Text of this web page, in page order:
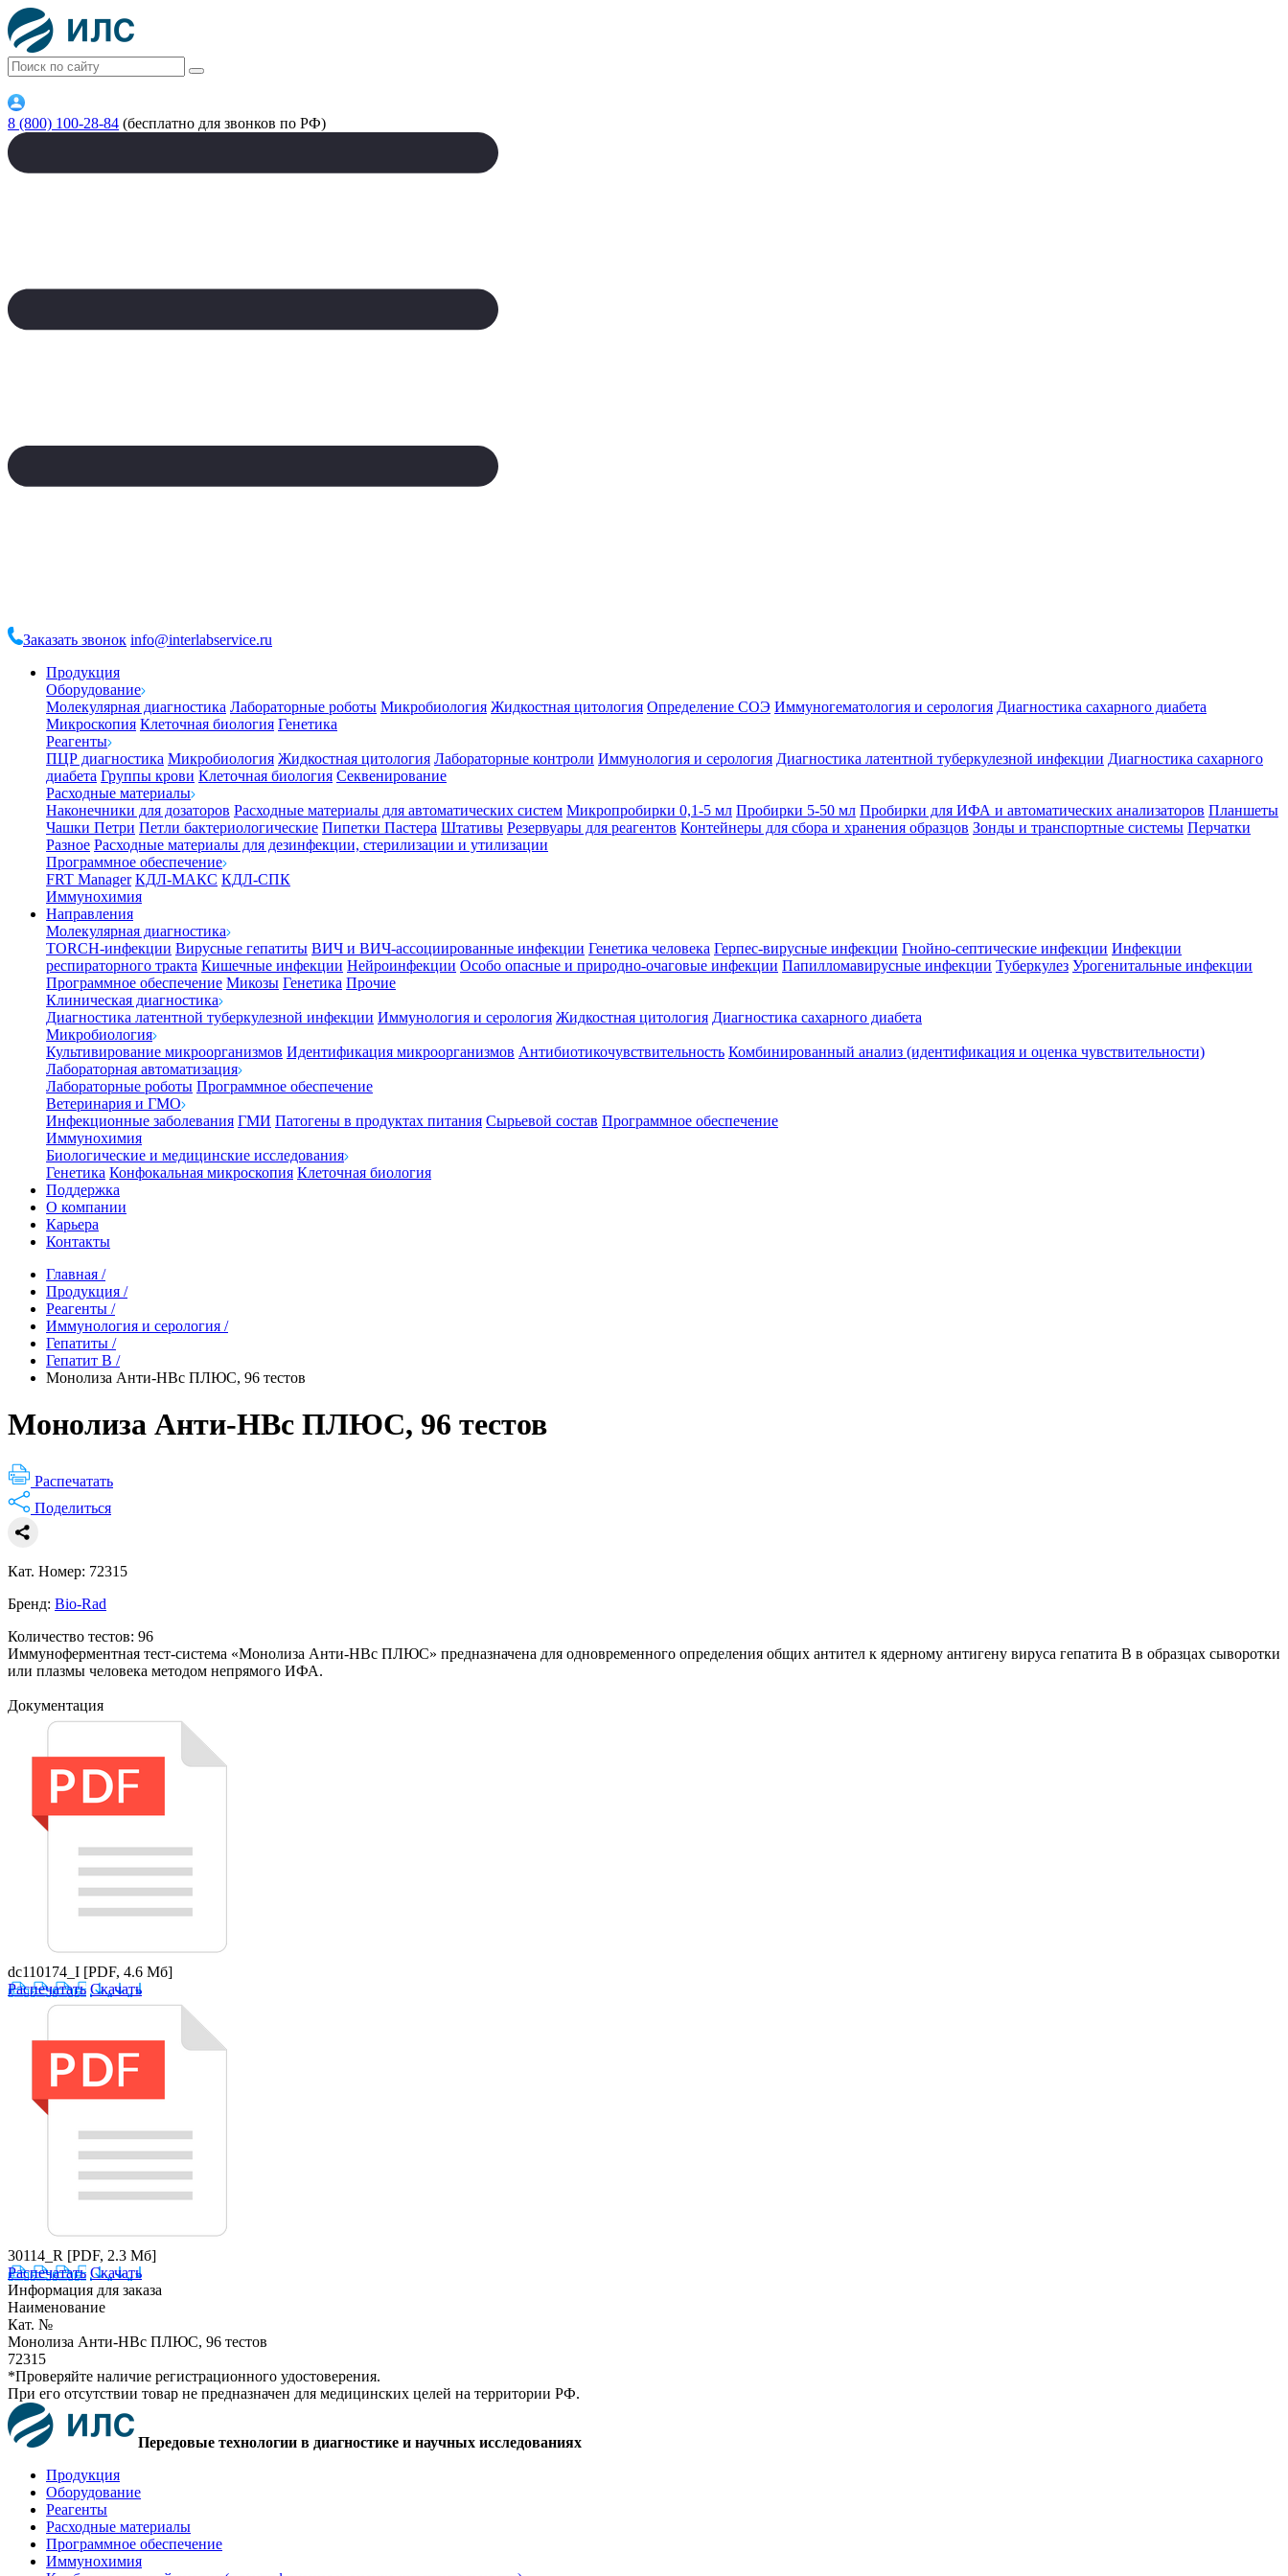
8 (800) 100-28-84 (бесплатно для звонков по РФ)
Заказать звонок info@interlabservice.ru
Продукция
Оборудование
Молекулярная диагностика Лабораторные роботы Микробиология Жидкостная цитология Определение СОЭ Иммуногематология и серология Диагностика сахарного диабета
Микроскопия Клеточная биология Генетика
Реагенты
ПЦР диагностика Микробиология Жидкостная цитология Лабораторные контроли Иммунология и серология Диагностика латентной туберкулезной инфекции Диагностика сахарного
диабета Группы крови Клеточная биология Секвенирование
Расходные материалы
Наконечники для дозаторов Расходные материалы для автоматических систем Микропробирки 0,1-5 мл Пробирки 5-50 мл Пробирки для ИФА и автоматических анализаторов Планшеты
Чашки Петри Петли бактериологические Пипетки Пастера Штативы Резервуары для реагентов Контейнеры для сбора и хранения образцов Зонды и транспортные системы Перчатки
Разное Расходные материалы для дезинфекции, стерилизации и утилизации
Программное обеспечение
FRT Manager КДЛ-МАКС КДЛ-СПК
Иммунохимия
Направления
Молекулярная диагностика
TORCH-инфекции Вирусные гепатиты ВИЧ и ВИЧ-ассоциированные инфекции Генетика человека Герпес-вирусные инфекции Гнойно-септические инфекции Инфекции
респираторного тракта Кишечные инфекции Нейроинфекции Особо опасные и природно-очаговые инфекции Папилломавирусные инфекции Туберкулез Урогенитальные инфекции
Программное обеспечение Микозы Генетика Прочие
Клиническая диагностика
Диагностика латентной туберкулезной инфекции Иммунология и серология Жидкостная цитология Диагностика сахарного диабета
Микробиология
Культивирование микроорганизмов Идентификация микроорганизмов Антибиотикочувствительность Комбинированный анализ (идентификация и оценка чувствительности)
Лабораторная автоматизация
Лабораторные роботы Программное обеспечение
Ветеринария и ГМО
Инфекционные заболевания ГМИ Патогены в продуктах питания Сырьевой состав Программное обеспечение
Иммунохимия
Биологические и медицинские исследования
Генетика Конфокальная микроскопия Клеточная биология
Поддержка
О компании
Карьера
Контакты
Главная /
Продукция /
Реагенты /
Иммунология и серология /
Гепатиты /
Гепатит B /
Монолиза Анти-HBc ПЛЮС, 96 тестов
Монолиза Анти-HBc ПЛЮС, 96 тестов
Распечатать
Поделиться
Кат. Номер: 72315
Бренд: Bio-Rad
Количество тестов: 96
Иммуноферментная тест-система «Монолиза Анти-HBc ПЛЮС» предназначена для одновременного определения общих антител к ядерному антигену вируса гепатита B в образцах сыворотки
или плазмы человека методом непрямого ИФА.
Документация
dc110174_I [PDF, 4.6 Мб]
Распечатать Скачать
30114_R [PDF, 2.3 Мб]
Распечатать Скачать
Информация для заказа
Наименование
Кат. №
Монолиза Анти-HBc ПЛЮС, 96 тестов
72315
*Проверяйте наличие регистрационного удостоверения.
При его отсутствии товар не предназначен для медицинских целей на территории РФ.
Передовые технологии в диагностике и научных исследованиях
Продукция
Оборудование
Реагенты
Расходные материалы
Программное обеспечение
Иммунохимия